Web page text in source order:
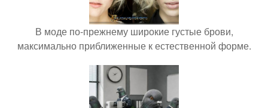
В моде по-прежнему широкие густые брови,
максимально приближенные к естественной форме.